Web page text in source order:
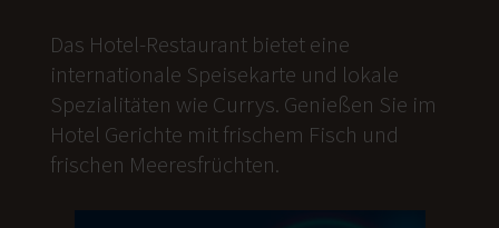
Das Hotel-Restaurant bietet eine
internationale Speisekarte und lokale
Spezialitäten wie Currys. Genießen Sie im
Hotel Gerichte mit frischem Fisch und
frischen Meeresfrüchten.